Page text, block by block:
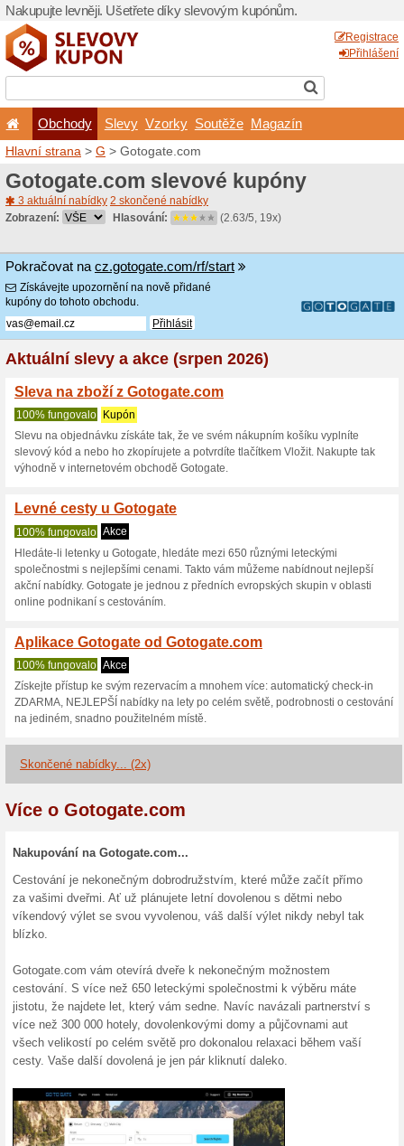
Nakupujte levněji.
Obchody Slevy
Hlavní strana G>
Gotogate.com
3 aktuální nabídky
Zobrazení:
Pokračovat na
Získávejte upozornění na
kupóny do tohoto obchodu.
Aktuální slevy a
Sleva na zboží z
100% fungovalo Kupón
Slevu na objednávku získáte
slevový kód a nebo ho